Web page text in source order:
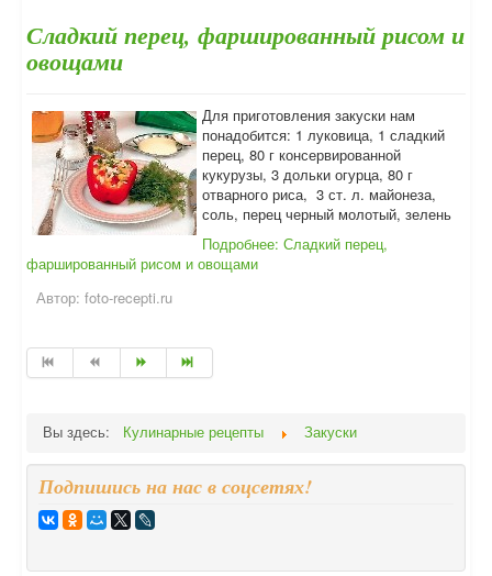
Сладкий перец, фаршированный рисом и
овощами
Для приготовления закуски нам
понадобится: 1 луковица, 1 сладкий
перец, 80 г консервированной
кукурузы, 3 дольки огурца, 80 г
отварного риса, 3 ст. л. майонеза,
соль, перец черный молотый, зелень
Подробнее: Сладкий перец,
фаршированный рисом и овощами
Автор: foto-recepti.ru
Вы здесь: Кулинарные рецепты Закуски
Подпишись на нас в соцсетях!